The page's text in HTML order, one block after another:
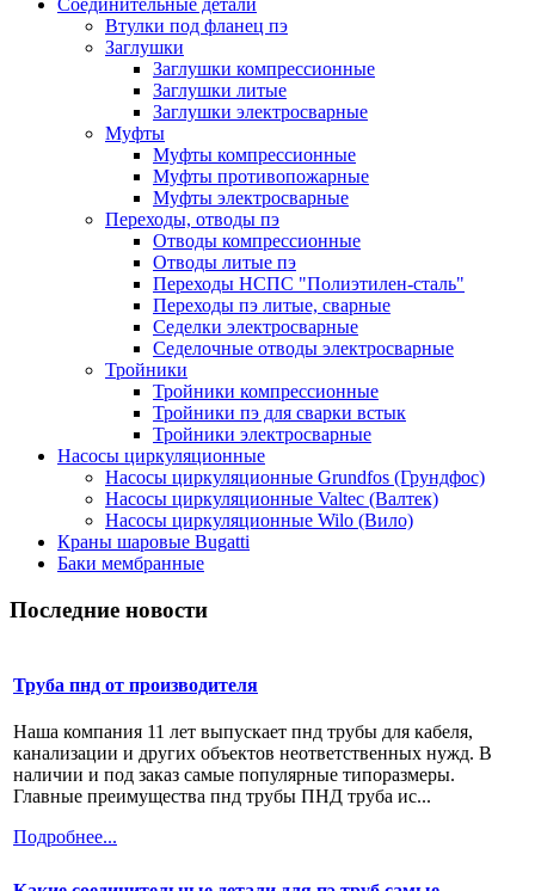
Соединительные детали
Втулки под фланец пэ
Заглушки
Заглушки компрессионные
Заглушки литые
Заглушки электросварные
Муфты
Муфты компрессионные
Муфты противопожарные
Муфты электросварные
Переходы, отводы пэ
Отводы компрессионные
Отводы литые пэ
Переходы НСПС "Полиэтилен-сталь"
Переходы пэ литые, сварные
Седелки электросварные
Седелочные отводы электросварные
Тройники
Тройники компрессионные
Тройники пэ для сварки встык
Тройники электросварные
Насосы циркуляционные
Насосы циркуляционные Grundfos (Грундфос)
Насосы циркуляционные Valtec (Валтек)
Насосы циркуляционные Wilo (Вило)
Краны шаровые Bugatti
Баки мембранные
Последние новости
Труба пнд от производителя
Наша компания 11 лет выпускает пнд трубы для кабеля,
канализации и других объектов неответственных нужд. В
наличии и под заказ самые популярные типоразмеры.
Главные преимущества пнд трубы ПНД труба ис...
Подробнее...